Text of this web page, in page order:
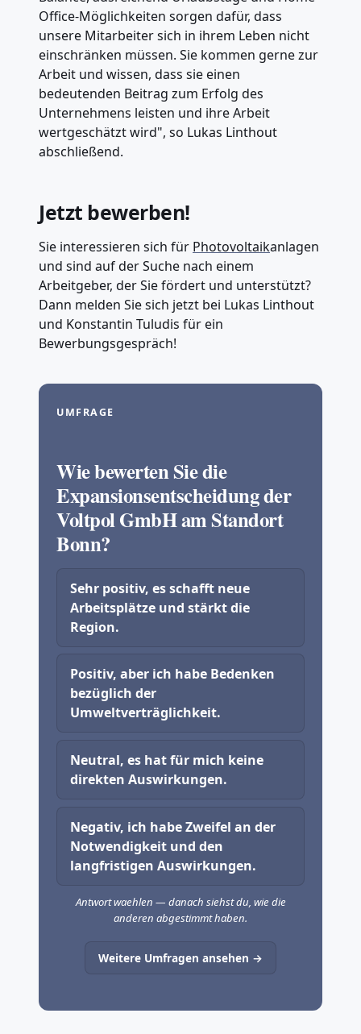
Office-Möglichkeiten sorgen dafür, dass
unsere Mitarbeiter sich in ihrem Leben nicht
einschränken müssen. Sie kommen gerne zur
Arbeit und wissen, dass sie einen
bedeutenden Beitrag zum Erfolg des
Unternehmens leisten und ihre Arbeit
wertgeschätzt wird", so Lukas Linthout
abschließend.
Jetzt bewerben!
Sie interessieren sich für Photovoltaikanlagen
und sind auf der Suche nach einem
Arbeitgeber, der Sie fördert und unterstützt?
Dann melden Sie sich jetzt bei Lukas Linthout
und Konstantin Tuludis für ein
Bewerbungsgespräch!
UMFRAGE
Wie bewerten Sie die
Expansionsentscheidung der
Voltpol GmbH am Standort
Bonn?
Sehr positiv, es schafft neue
Arbeitsplätze und stärkt die
Region.
Positiv, aber ich habe Bedenken
bezüglich der
Umweltverträglichkeit.
Neutral, es hat für mich keine
direkten Auswirkungen.
Negativ, ich habe Zweifel an der
Notwendigkeit und den
langfristigen Auswirkungen.
Antwort waehlen — danach siehst du, wie die
anderen abgestimmt haben.
Weitere Umfragen ansehen →